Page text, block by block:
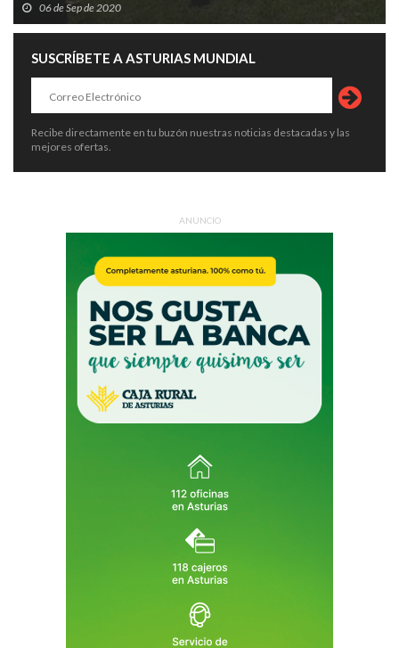
06 de Sep de 2020
SUSCRÍBETE A ASTURIAS MUNDIAL
Recibe directamente en tu buzón nuestras noticias destacadas y las
mejores ofertas.
ANUNCIO